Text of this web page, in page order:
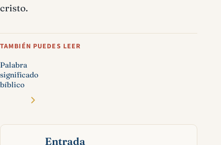
cristo.
TAMBIÉN PUEDES LEER
Palabra
significado
bíblico
Entrada